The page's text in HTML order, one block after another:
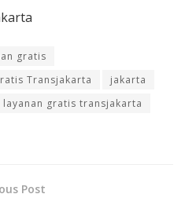
gratis
Transjakarta
jakarta
layanan gratis transjakarta
Post